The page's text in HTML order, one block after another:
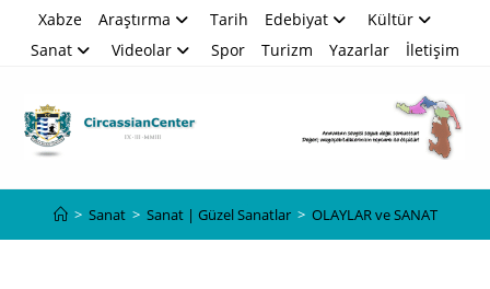
Xabze Araştırma Tarih Edebiyat
Kültür
Sanat
Videolar Spor Turizm Yazarlar İletişim
> Sanat > Sanat | Güzel Sanatlar > OLAYLAR ve SANAT